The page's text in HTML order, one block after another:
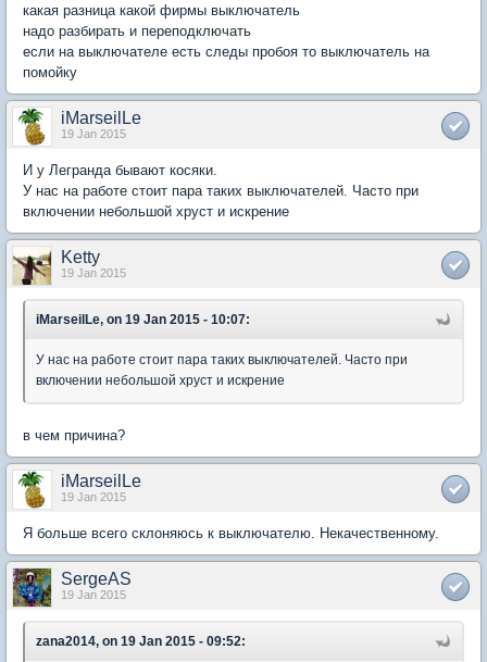
какая разница какой фирмы выключатель
надо разбирать и переподключать
если на выключателе есть следы пробоя то выключатель на
помойку
iMarseilLe
19 Jan 2015
И у Легранда бывают косяки.
У нас на работе стоит пара таких выключателей. Часто при
включении небольшой хруст и искрение
Ketty
19 Jan 2015
iMarseilLe, on 19 Jan 2015 - 10:07:
У нас на работе стоит пара таких выключателей. Часто при
включении небольшой хруст и искрение
в чем причина?
iMarseilLe
19 Jan 2015
Я больше всего склоняюсь к выключателю. Некачественному.
SergeAS
19 Jan 2015
zana2014, on 19 Jan 2015 - 09:52: